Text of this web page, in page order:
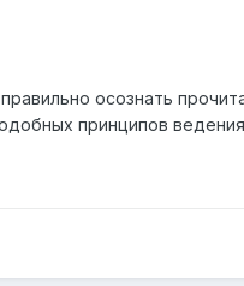
осознать
принципов